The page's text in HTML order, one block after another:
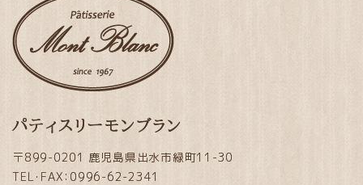
パティスリーモンブラン
〒899-0201 鹿児島県出水市緑町11-30
TEL・FAX：0996-62-2341